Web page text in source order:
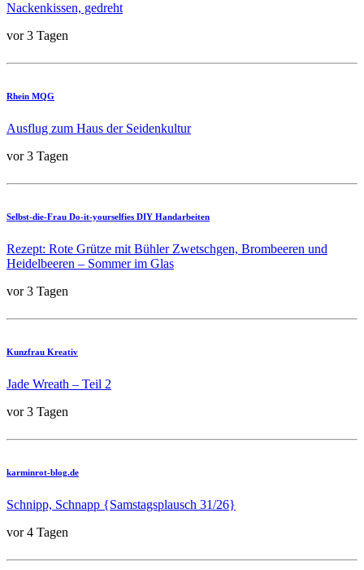
Nackenkissen, gedreht
vor 3 Tagen
Rhein MQG
Ausflug zum Haus der Seidenkultur
vor 3 Tagen
Selbst-die-Frau Do-it-yourselfies DIY Handarbeiten
Rezept: Rote Grütze mit Bühler Zwetschgen, Brombeeren und
Heidelbeeren – Sommer im Glas
vor 3 Tagen
Kunzfrau Kreativ
Jade Wreath – Teil 2
vor 3 Tagen
karminrot-blog.de
Schnipp, Schnapp {Samstagsplausch 31/26}
vor 4 Tagen